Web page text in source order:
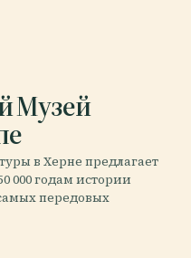
Музей
в Херне предлагает
000 годам истории
передовых